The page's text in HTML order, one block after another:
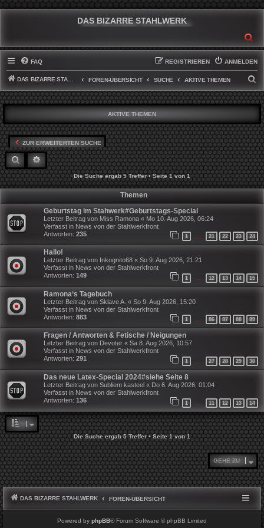
DAS BIZARRE STAHLWERK
FAQ ANMELDEN
REGISTRIEREN
DAS BIZARRE STAHLWERK FOREN-ÜBERSICHT SUCHE AKTIVE THEMEN
U
C
H
E
AKTIVE THEMEN
ZUR ERWEITERTEN SUCHE
SUCHE ERWEITERTE SUCHE
Die Suche ergab 5 Treffer • Seite1von1
Themen
Geburtstag im Stahwerk#Geburtstags-Special
Letzter Beitrag von Miss Ramona « Mo 10. Aug 2026, 06:24
Verfasst in News von der Stahlwerkfront
Antworten: 235 1 21 22 23 24
Hallo!
Letzter Beitrag von Inkognito68 « So 9. Aug 2026, 21:21
Verfasst in News von der Stahlwerkfront
Antworten: 149 1 … 12 13 14 15
Ramona‘s Tagebuch
Letzter Beitrag von Sklave A. « So 9. Aug 2026, 15:20
Verfasst in News von der Stahlwerkfront
Antworten: 883 1 86 87 88 89
Fragen / Antworten & Fetische / Neigungen
Letzter Beitrag von Devoter « Sa 8. Aug 2026, 10:57
Verfasst in News von der Stahlwerkfront
Antworten: 291 1 27 28 29 30
Das neue Latex-Special 2024#siehe Seite 8
Letzter Beitrag von Subliem kasteel « Do 6. Aug 2026, 01:04
Verfasst in News von der Stahlwerkfront
Antworten: 136 1 … 11 12 13 14
Die Suche ergab 5 Treffer • Seite1von 1
GEHE ZU
DAS BIZARRE STAHLWERK FOREN-ÜBERSICHT
Powered by phpBB® Forum Software © phpBB Limited